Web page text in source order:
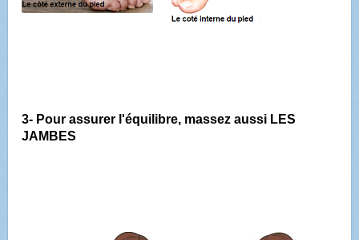
3- Pour assurer l'équilibre, massez aussi LES
JAMBES